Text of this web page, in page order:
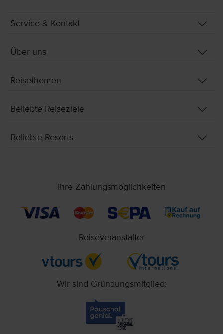
Service & Kontakt
Über uns
Reisethemen
Beliebte Reiseziele
Beliebte Resorts
Ihre Zahlungsmöglichkeiten
Reiseveranstalter
Wir sind Gründungsmitglied: